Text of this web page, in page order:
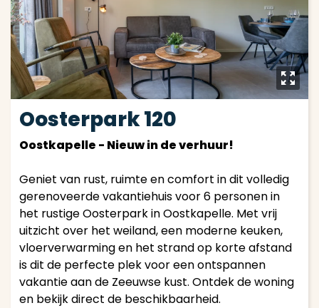
y
Oosterpark 120
Oostkapelle - Nieuw in de verhuur!
Geniet van rust, ruimte en comfort in dit volledig
gerenoveerde vakantiehuis voor 6 personen in
het rustige Oosterpark in Oostkapelle. Met vrij
uitzicht over het weiland, een moderne keuken,
vloerverwarming en het strand op korte afstand
is dit de perfecte plek voor een ontspannen
vakantie aan de Zeeuwse kust. Ontdek de woning
en bekijk direct de beschikbaarheid.